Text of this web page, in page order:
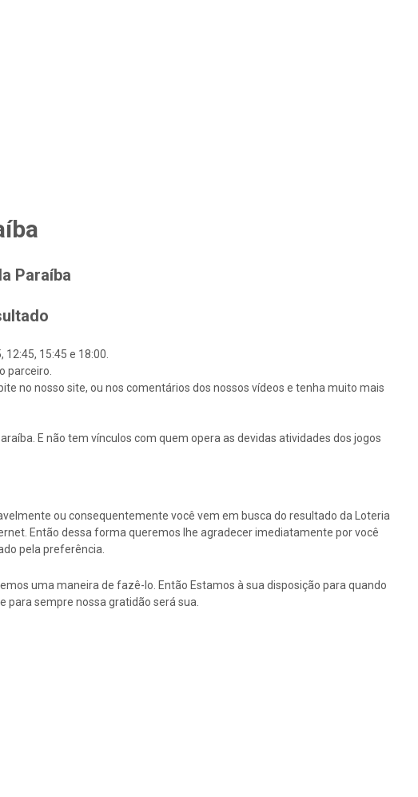
Paraíba
15:45 e 18:00.
parceiro.
no nosso site, ou nos comentários dos nossos vídeos e tenha muito mais
E não tem vínculos com quem opera as devidas atividades dos jogos
ou consequentemente você vem em busca do resultado da Loteria
Então dessa forma queremos lhe agradecer imediatamente por você
pela preferência.
uma maneira de fazê-lo. Então Estamos à sua disposição para quando
para sempre nossa gratidão será sua.